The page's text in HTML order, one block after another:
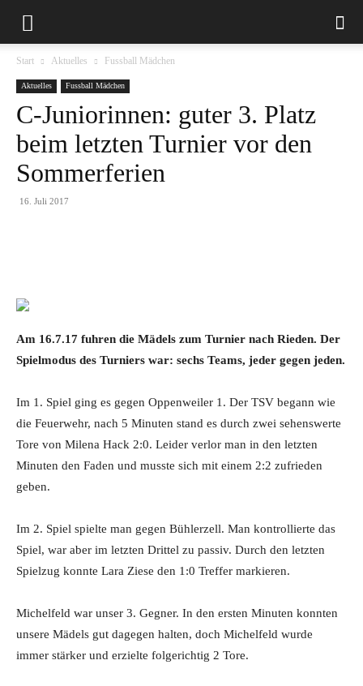
Start Aktuelles Fussball Mädchen
Aktuelles Fussball Mädchen
C-Juniorinnen: guter 3. Platz
beim letzten Turnier vor den
Sommerferien
16. Juli 2017
Am 16.7.17 fuhren die Mädels zum Turnier nach Rieden. Der
Spielmodus des Turniers war: sechs Teams, jeder gegen jeden.
Im 1. Spiel ging es gegen Oppenweiler 1. Der TSV begann wie
die Feuerwehr, nach 5 Minuten stand es durch zwei sehenswerte
Tore von Milena Hack 2:0. Leider verlor man in den letzten
Minuten den Faden und musste sich mit einem 2:2 zufrieden
geben.
Im 2. Spiel spielte man gegen Bühlerzell. Man kontrollierte das
Spiel, war aber im letzten Drittel zu passiv. Durch den letzten
Spielzug konnte Lara Ziese den 1:0 Treffer markieren.
Michelfeld war unser 3. Gegner. In den ersten Minuten konnten
unsere Mädels gut dagegen halten, doch Michelfeld wurde
immer stärker und erzielte folgerichtig 2 Tore.